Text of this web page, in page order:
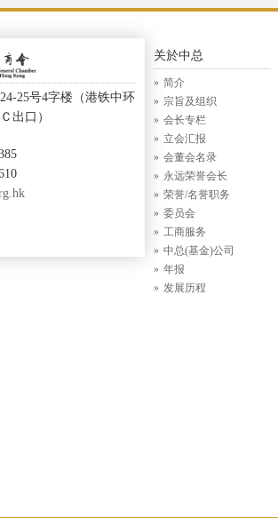
25号4字楼（港铁中环
出口）
关於中总
简介
宗旨及组织
会长专栏
立会汇报
会董会名录
永远荣誉会长
荣誉/名誉职务
委员会
工商服务
中总(基金)公司
年报
发展历程